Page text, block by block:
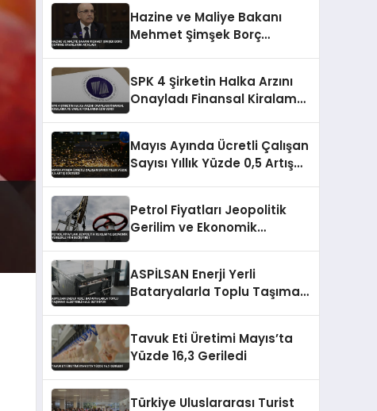
Hazine ve Maliye Bakanı
Mehmet Şimşek Borç
SPK 4 Şirketin Halka Arzını
Onayladı Finansal Kiralama
Mayıs Ayında Ücretli Çalışan
Sayısı Yıllık Yüzde 0,5 Artış
Petrol Fiyatları Jeopolitik
Gerilim ve Ekonomik
ASPİLSAN Enerji Yerli
Bataryalarla Toplu Taşımayı
Tavuk Eti Üretimi Mayıs’ta
Yüzde 16,3 Geriledi
Türkiye Uluslararası Turist